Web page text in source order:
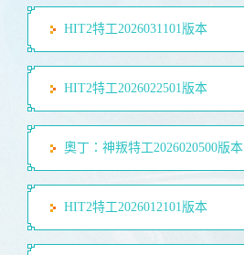
HIT2特工2026031101版本
HIT2特工2026022501版本
奧丁：神叛特工2026020500版本
HIT2特工2026012101版本